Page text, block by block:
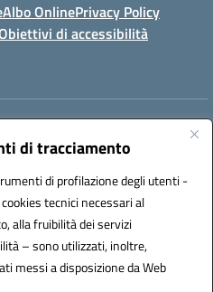
di tracciamento
di profilazione degli utenti -
tecnici necessari al
alla fruibilità dei servizi
– sono utilizzati, inoltre,
messi a disposizione da Web
Albo OnlinePrivacy Policy
di accessibilità
tpic80900q@istruzione.it